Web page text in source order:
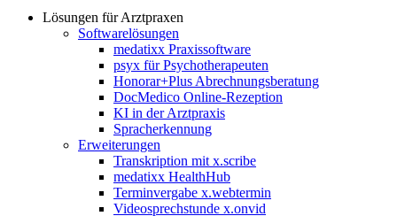
Lösungen für Arztpraxen
Softwarelösungen
medatixx Praxissoftware
psyx für Psychotherapeuten
Honorar+Plus Abrechnungsberatung
DocMedico Online-Rezeption
KI in der Arztpraxis
Spracherkennung
Erweiterungen
Transkription mit x.scribe
medatixx HealthHub
Terminvergabe x.webtermin
Videosprechstunde x.onvid